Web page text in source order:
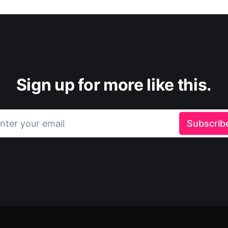
Sign up for more like this.
your email